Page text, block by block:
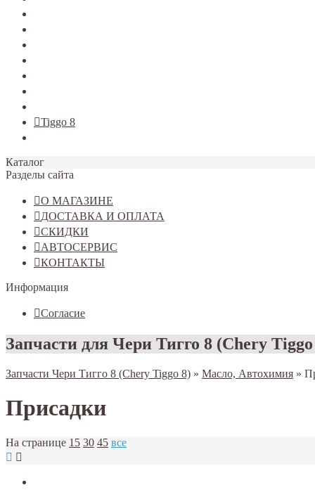
Tiggo 8
Каталог
Разделы сайта
О МАГАЗИНЕ
ДОСТАВКА И ОПЛАТА
СКИДКИ
АВТОСЕРВИС
КОНТАКТЫ
Информация
Согласие
Запчасти для Чери Тигго 8 (Chery Tiggo
Запчасти Чери Тигго 8 (Chery Tiggo 8) » Масло, Автохимия »
Присадки
На странице 15 30 45 все